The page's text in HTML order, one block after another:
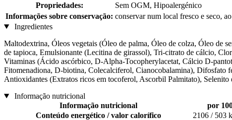
Propriedades:
Sem OGM, Hipoalergénico
Informações sobre conservação: conservar num local fresco e seco,
Ingredientes
Maltodextrina, Óleos vegetais (Óleo de palma, Óleo de colza, Óleo de
de tapioca, Emulsionante (Lecitina de girassol), Tri-citrato de cálcio,
Vitaminas (Ácido ascórbico, D-Alpha-Tocopherylacetat, Cálcio D-
Fitomenadiona, D-biotina, Colecalciferol, Cianocobalamina),
Antioxidantes (Extratos ricos em tocoferol, Ascorbil Palmitato),
Informação nutricional
Informação nutricional
por
Conteúdo energético / valor calorífico
2106 / 503